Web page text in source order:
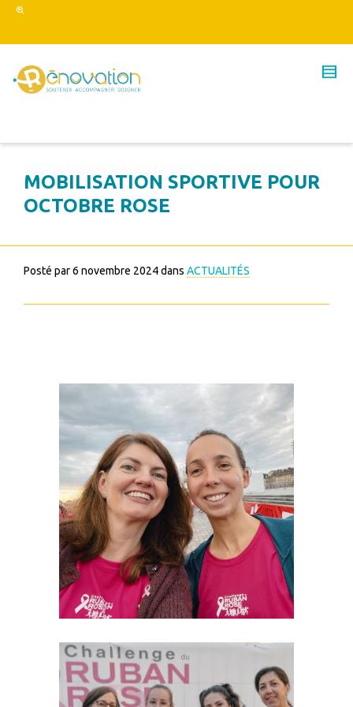
MOBILISATION SPORTIVE POUR
OCTOBRE ROSE
Posté par6 novembre 2024dans ACTUALITÉS